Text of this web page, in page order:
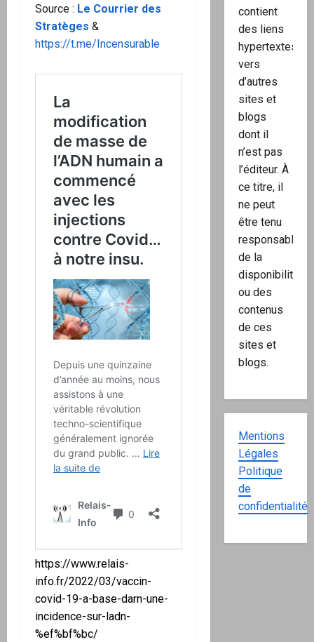
Source : Le Courrier des
Stratèges &
https://t.me/Incensurable
https://www.relais-
info.fr/2022/03/vaccin-
covid-19-a-base-darn-une-
incidence-sur-ladn-
%ef%bf%bc/
contient
des liens
hypertextes
vers
d’autres
sites et
blogs
dont il
n’est pas
l’éditeur. À
ce titre, il
ne peut
être tenu
responsable
de la
disponibilité
ou des
contenus
de ces
sites et
blogs.
Mentions
Légales
Politique
de
confidentialité